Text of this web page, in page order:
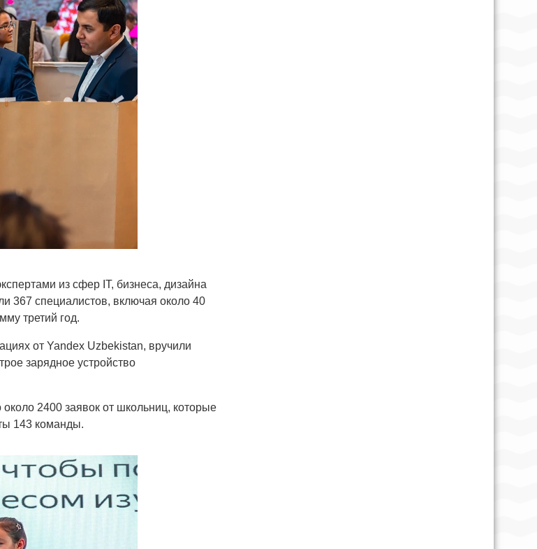
из сфер IT, бизнеса, дизайна
367 специалистов, включая около 40
третий год.
от Yandex Uzbekistan, вручили
зарядное устройство
2400 заявок от школьниц, которые
143 команды.